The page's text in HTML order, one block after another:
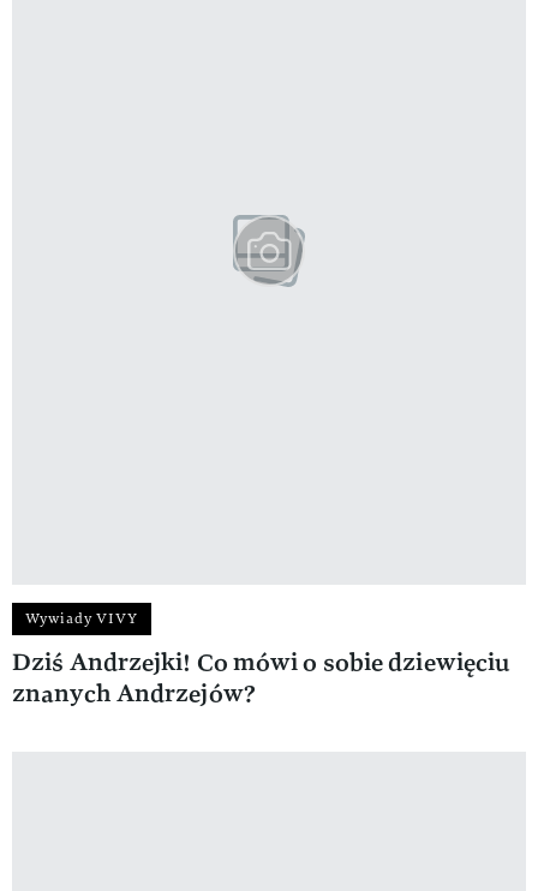
Wywiady VIVY
Dziś Andrzejki! Co mówi o sobie dziewięciu
znanych Andrzejów?